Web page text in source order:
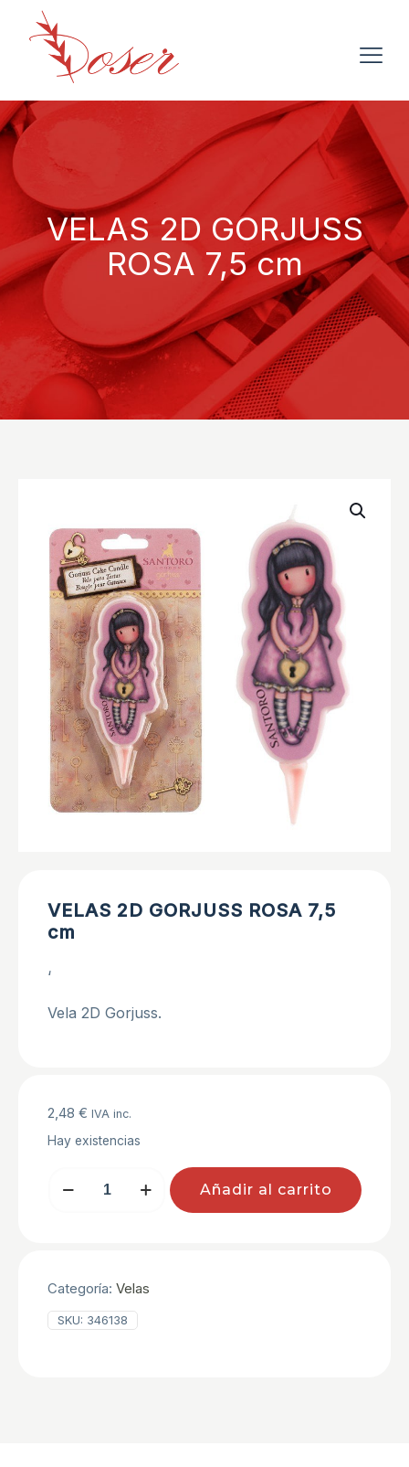
VELAS 2D GORJUSS
ROSA 7,5 cm
VELAS 2D GORJUSS ROSA 7,5
cm
‘
Vela 2D Gorjuss.
2,48 € IVA inc.
Hay existencias
2D
Añadir al carrito
Categoría: Velas
SKU: 346138